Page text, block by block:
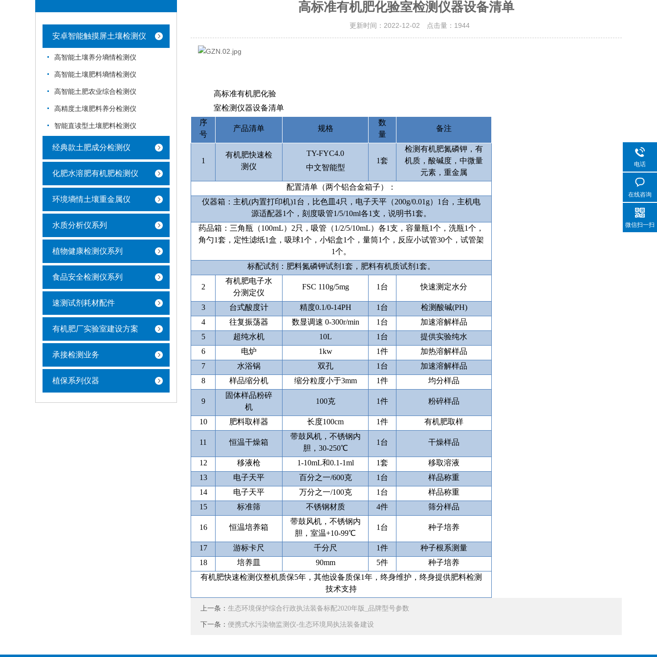
安卓智能触摸屏土壤检测仪
高智能土壤养分墒情检测仪
高智能土壤肥料墒情检测仪
高智能土肥农业综合检测仪
高精度土壤肥料养分检测仪
智能直读型土壤肥料检测仪
经典款土肥成分检测仪
化肥水溶肥有机肥检测仪
环境墒情土壤重金属仪
水质分析仪系列
植物健康检测仪系列
食品安全检测仪系列
速测试剂耗材配件
有机肥厂实验室建设方案
承接检测业务
植保系列仪器
高标准有机肥化验室检测仪器设备清单
更新时间：2022-12-02 点击量： 1944
高标准有机肥化验
室检测仪器设备清单
序
号
产品清单 规格
数
量
备注
1
有机肥快速检
测仪
TY-FYC4.0
中文智能型
1套
检测有机肥氮磷钾，有
机质，酸碱度，中微量
元素，重金属
配置清单（两个铝合金箱子）：
仪器箱：主机(内置打印机)1 台，比色皿 4只，电子天平（200g/0.01g） 1 台，主机电
源适配器1个，刻度吸管1/5/10ml各1支，说明书1套。
药品箱：三角瓶（100mL） 2只，吸管（1/2/5/10mL）各1支，容量瓶1个，洗瓶1个，
角勺1套，定性滤纸1盒，吸球1个，小铝盒1个，量筒1个，反应小试管30个，试管架
1个。
标配试剂：肥料氮磷钾试剂 1套，肥料有机质试剂 1套。
2
有机肥电子水
分测定仪
FSC 110g/5mg 1 台 快速测定水分
3 台式酸度计 精度0.1/0-14PH 1 台 检测酸碱(PH)
4
往复振荡器 数显调速 0-300r/min 1 台
加速溶解样品
5
超纯水机 10L 1 台
提供实验纯水
6
电炉 1kw 1件
加热溶解样品
7
水浴锅 双孔 1 台
加速溶解样品
8
样品缩分机 缩分粒度小于3mm 1件 均分样品
9
固体样品粉碎
机
100克 1件 粉碎样品
10 肥料取样器 长度100cm 1件 有机肥取样
11 恒温干燥箱
带鼓风机，不锈钢内
胆， 30-250℃
1 台 干燥样品
12 移液枪 1-10mL和0.1-1ml 1套
移取溶液
13
电子天平 百分之一/600克 1 台
样品称重
14
电子天平 万分之一/100克 1 台
样品称重
15
标准筛 不锈钢材质 4件 筛分样品
16 恒温培养箱
带鼓风机，不锈钢内
胆，室温+10-99℃
1 台 种子培养
17 游标卡尺 千分尺 1件
种子根系测量
18
培养皿 90mm 5件
种子培养
有机肥快速检测仪整机质保5年，其他设备质保1年，终身维护，终身提供肥料检测
技术支持
上一条： 生态环境保护综合行政执法装备标配2020年版_品牌型号参数
下一条： 便携式水污染物监测仪-生态环境局执法装备建设
电话
在线咨询
微信扫一扫